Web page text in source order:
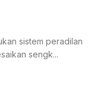
sistem peradilan
sengk...